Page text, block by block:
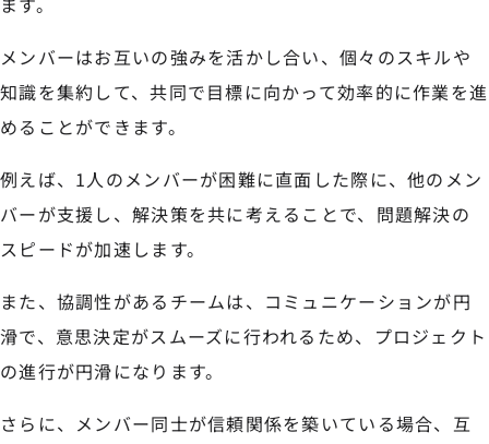
メンバーはお互いの強みを活かし合い、個々のスキルや
知識を集約して、共同で目標に向かって効率的に作業を進
めることができます。
例えば、1人のメンバーが困難に直面した際に、他のメン
バーが支援し、解決策を共に考えることで、問題解決の
スピードが加速します。
また、協調性があるチームは、コミュニケーションが円
滑で、意思決定がスムーズに行われるため、プロジェクト
の進行が円滑になります。
さらに、メンバー同士が信頼関係を築いている場合、互